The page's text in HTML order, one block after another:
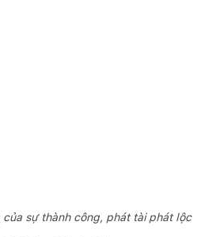
sự thành công, phát tài phát lộc